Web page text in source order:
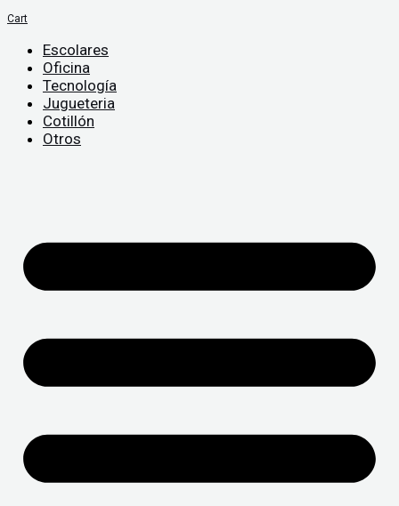
Cart
Escolares
Oficina
Tecnología
Jugueteria
Cotillón
Otros